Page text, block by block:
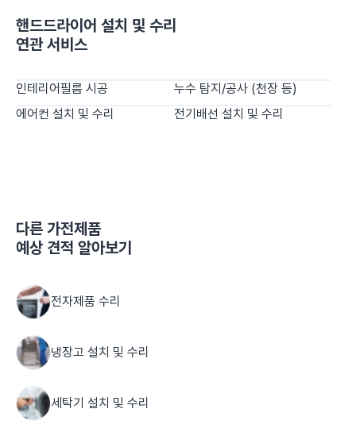
핸드드라이어 설치 및 수리
연관 서비스
인테리어필름 시공
누수 탐지/공사 (천장 등)
에어컨 설치 및 수리
전기배선 설치 및 수리
다른 가전제품
예상 견적 알아보기
전자제품 수리
냉장고 설치 및 수리
세탁기 설치 및 수리